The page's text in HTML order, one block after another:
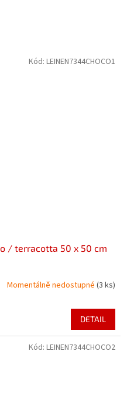
/ terracotta 50 x 50 cm
Momentálně nedostupné (3 ks)
DETAIL
Kód: LEINEN7344CHOCO1
Kód: LEINEN7344CHOCO2